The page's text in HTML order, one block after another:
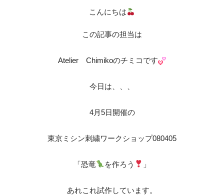
こんにちは
この記事の担当は
Atelier Chimikoのチミコです
今日は、、、
4月5日開催の
東京ミシン刺繍ワークショップ080405
「恐竜 を作ろう 」
あれこれ試作しています。